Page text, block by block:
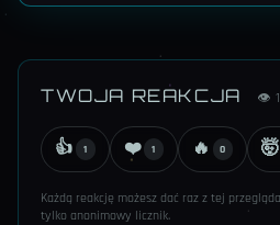
TWOJA REAKCJA 👁
👍 1 ❤️ 1 🔥 0 🤯
Każdą reakcję możesz dać raz z tej
tylko anonimowy licznik.